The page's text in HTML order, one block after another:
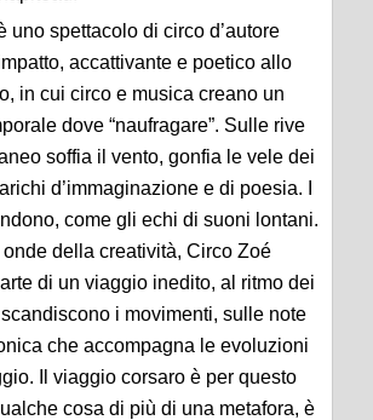
uno spettacolo di circo d’autore
accattivante e poetico allo
in cui circo e musica creano un
dove “naufragare”. Sulle rive
soffia il vento, gonfia le vele dei
d’immaginazione e di poesia. I
come gli echi di suoni lontani.
della creatività, Circo Zoé
di un viaggio inedito, al ritmo dei
i movimenti, sulle note
che accompagna le evoluzioni
Il viaggio corsaro è per questo
cosa di più di una metafora, è